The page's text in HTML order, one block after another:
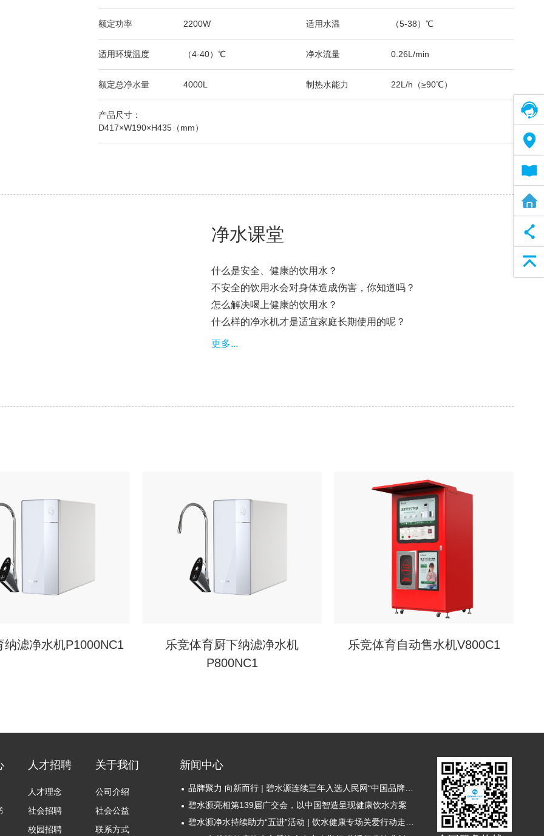
额定功率 2200W 适用水温 （5-38）℃
适用环境温度 （4-40）℃ 净水流量 0.26L/min
额定总净水量 4000L 制热水能力 22L/h（≥90℃）
产品尺寸：
D417×W190×H435（mm）
净水课堂
什么是安全、健康的饮用水？
不安全的饮用水会对身体造成伤害，你知道吗？
怎么解决喝上健康的饮用水？
什么样的净水机才是适宜家庭长期使用的呢？
更多...
纳滤净水机P1000NC1
乐竞体育厨下纳滤净水机
P800NC1
乐竞体育自动售水机V800C1
新闻中心
碧水源亮相第139届广交会，以中国智造呈现健康饮水方案
人才招聘
人才理念
社会招聘
校园招聘
关于我们
公司介绍
社会公益
联系方式